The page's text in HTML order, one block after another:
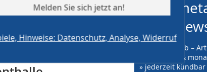
. Besucherinnen und
in das Foyer des
Melden Sie sich jetzt an!
Hinweise: Datenschutz, Analyse, Widerruf
» Online vorab –
» kostenfrei &
» jederzeit kündbar